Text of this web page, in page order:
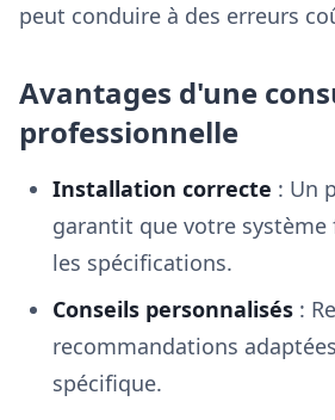
peut conduire à des erreurs
Avantages d'une
professionnelle
Installation correcte : Un
garantit que votre
les spécifications.
Conseils personnalisés :
recommandations
spécifique.